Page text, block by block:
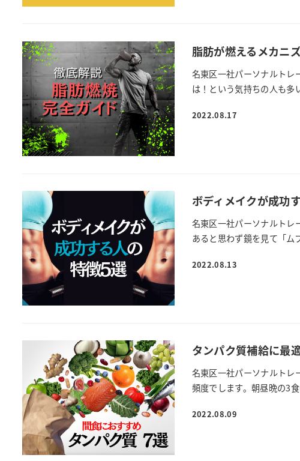
脂肪が燃えるメカニ
名東区一社パーソナルト
は！という気持ちの人も
2022.08.17
ボディメイクが成功
名東区一社パーソナルト
あると思わず鏡を見て「
2022.08.13
タンパク質補給に最
名東区一社パーソナルト
頻度でします。朝昼晩の3
2022.08.09